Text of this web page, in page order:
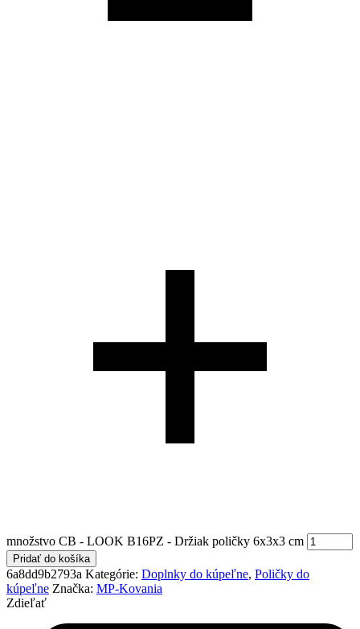
množstvo CB - LOOK B16PZ - Držiak poličky 6x3x3 cm
Pridať do košíka
6a8dd9b2793a Kategórie: Doplnky do kúpeľne, Poličky do
kúpeľne Značka: MP-Kovania
Zdieľať